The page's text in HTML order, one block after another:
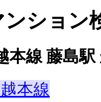
ンション
本線 藤島
本線